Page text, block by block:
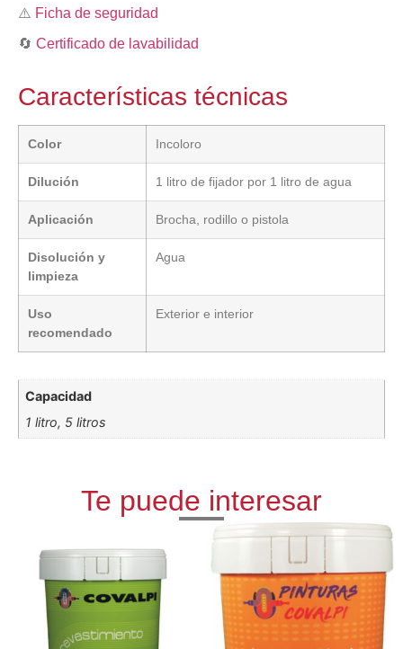
⚠️ Ficha de seguridad
🔄 Certificado de lavabilidad
Características técnicas
Color Incoloro
Dilución 1 litro de fijador por 1 litro de agua
Aplicación Brocha, rodillo o pistola
Disolución y
limpieza
Agua
Uso
recomendado
Exterior e interior
Capacidad
1 litro, 5 litros
Te puede interesar